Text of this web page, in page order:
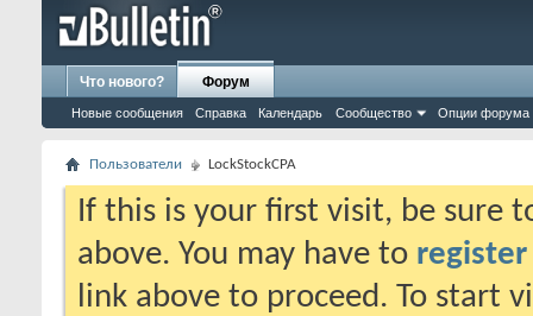
Что нового? Форум
Новые сообщения Справка Календарь Сообщество Опции форума
Пользователи LockStockCPA
If this is your first visit, be sure
above. You may have to register
link above to proceed. To start